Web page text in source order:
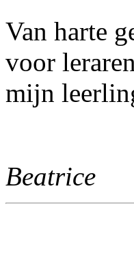
Van harte
voor
mijn
Beatrice